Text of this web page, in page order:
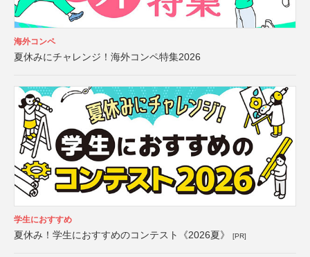
海外コンペ
夏休みにチャレンジ！海外コンペ特集2026
学生におすすめ
夏休み！学生におすすめのコンテスト《2026夏》 [PR]